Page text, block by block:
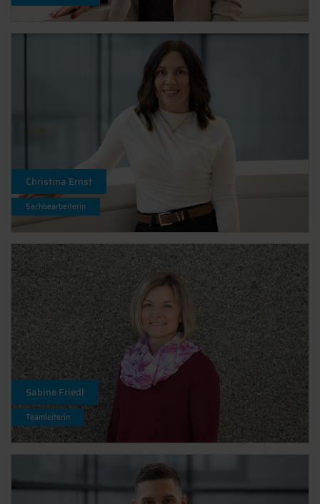
Christina Ernst
Sachbearbeiterin
Sabine Friedl
Teamleiterin